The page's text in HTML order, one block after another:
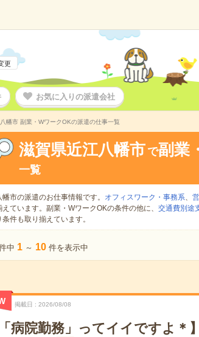
更
お気に入りの派遣会社
幡市 副業・WワークOKの派遣の仕事一覧
滋賀県近江八幡市 で副業
一覧
幡市の派遣のお仕事情報です。 オフィスワーク・事務系、
えています。副業・WワークOKの条件の他に、 交通費別途
件も取り揃えています。
中 1 ～ 10 件を表示中
掲載日 2026/08/08
「病院勤務」ってイイですよ＊